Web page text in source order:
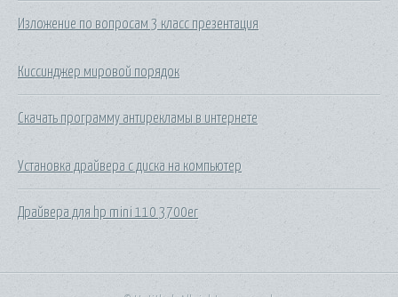
Изложение по вопросам 3 класс презентация
Киссинджер мировой порядок
Скачать программу антирекламы в интернете
Установка драйвера с диска на компьютер
Драйвера для hp mini 110 3700er